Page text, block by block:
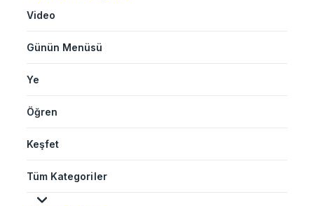
Video
Günün Menüsü
Ye
Öğren
Keşfet
Tüm Kategoriler